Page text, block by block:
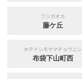
フジガオカ
藤ケ丘
ホテイシモヤマチョウニシ
布袋下山町西